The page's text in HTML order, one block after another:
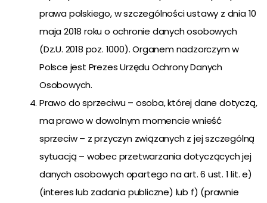
prawa polskiego, w szczególności ustawy z dnia 10
maja 2018 roku o ochronie danych osobowych
(Dz.U. 2018 poz. 1000). Organem nadzorczym w
Polsce jest Prezes Urzędu Ochrony Danych
Osobowych.
Prawo do sprzeciwu – osoba, której dane dotyczą,
ma prawo w dowolnym momencie wnieść
sprzeciw – z przyczyn związanych z jej szczególną
sytuacją – wobec przetwarzania dotyczących jej
danych osobowych opartego na art. 6 ust. 1 lit. e)
(interes lub zadania publiczne) lub f) (prawnie